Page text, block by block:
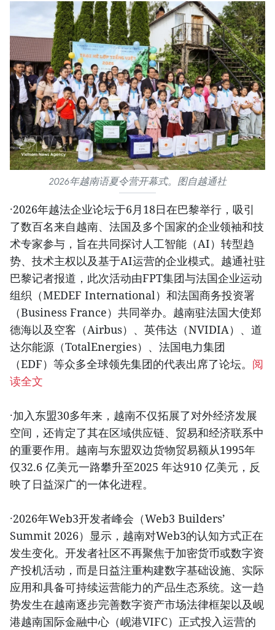
2026年越南语夏令营开幕式。图自越通社
·2026年越法企业论坛于6月18日在巴黎举行，吸引
了数百名来自越南、法国及多个国家的企业领袖和技
术专家参与，旨在共同探讨人工智能（AI）转型趋
势、技术主权以及基于AI运营的企业模式。越通社驻
巴黎记者报道，此次活动由FPT集团与法国企业运动
组织（MEDEF International）和法国商务投资署
（Business France）共同举办。越南驻法国大使郑
德海以及空客（Airbus）、英伟达（NVIDIA）、道
达尔能源（TotalEnergies）、法国电力集团
（EDF）等众多全球领先集团的代表出席了论坛。 阅
读全文
·加入东盟30多年来，越南不仅拓展了对外经济发展
空间，还肯定了其在区域供应链、贸易和经济联系中
的重要作用。越南与东盟双边货物贸易额从1995年
仅32.6 亿美元一路攀升至2025 年达910 亿美元，反
映了日益深广的一体化进程。
·2026年Web3开发者峰会（Web3 Builders’
Summit 2026）显示，越南对Web3的认知方式正在
发生变化。开发者社区不再聚焦于加密货币或数字资
产投机活动，而是日益注重构建数字基础设施、实际
应用和具备可持续运营能力的产品生态系统。这一趋
势发生在越南逐步完善数字资产市场法律框架以及岘
港越南国际金融中心（岘港VIFC）正式投入运营的